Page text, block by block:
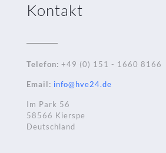
Kontakt
Telefon: +49 (0) 151 - 1660 8166
Email: info@hve24.de
Im Park 56
58566 Kierspe
Deutschland